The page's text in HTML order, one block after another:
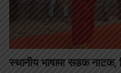
स्थानीय भाषामा सडक